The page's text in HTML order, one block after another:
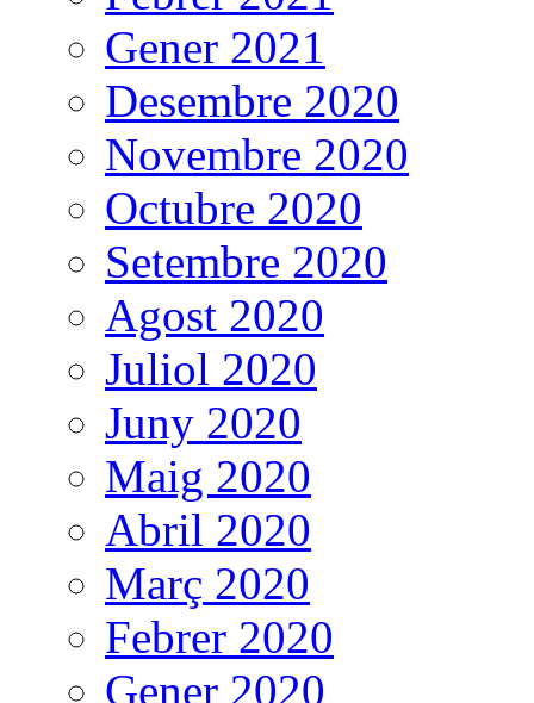
Gener 2021
Desembre 2020
Novembre 2020
Octubre 2020
Setembre 2020
Agost 2020
Juliol 2020
Juny 2020
Maig 2020
Abril 2020
Març 2020
Febrer 2020
Gener 2020